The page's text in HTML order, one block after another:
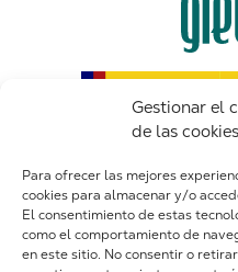
Gestionar el
de las cookies
Para ofrecer las mejores
cookies para almacenar y/o
El consentimiento de estas
como el comportamiento de
en este sitio. No consentir o